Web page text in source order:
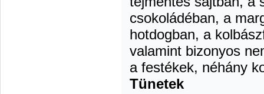
csokoládéban, a
hotdogban, a
valamint bizonyos
a festékek, néhány
Tünetek